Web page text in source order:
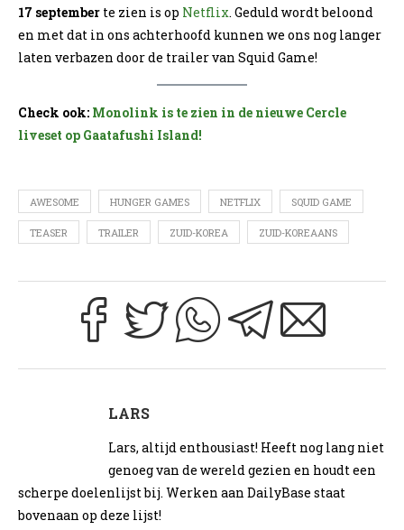
17 september te zien is op Netflix. Geduld wordt beloond
en met dat in ons achterhoofd kunnen we ons nog langer
laten verbazen door de trailer van Squid Game!
Check ook: Monolink is te zien in de nieuwe Cercle
liveset op Gaatafushi Island!
AWESOME HUNGER GAMES NETFLIX SQUID GAME
TEASER TRAILER ZUID-KOREA ZUID-KOREAANS
LARS
Lars, altijd enthousiast! Heeft nog lang niet
genoeg van de wereld gezien en houdt een
scherpe doelenlijst bij. Werken aan DailyBase staat
bovenaan op deze lijst!